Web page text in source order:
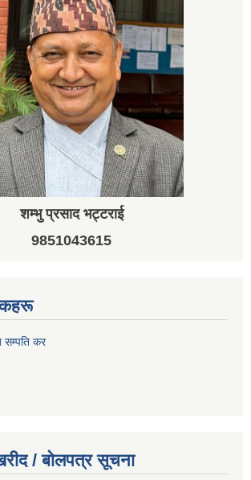
शम्भु प्रसाद भट्टराई
9851043615
सम्पति कर
/ बोलपत्र सूचना